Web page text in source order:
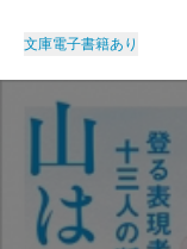
文庫電子書籍あり